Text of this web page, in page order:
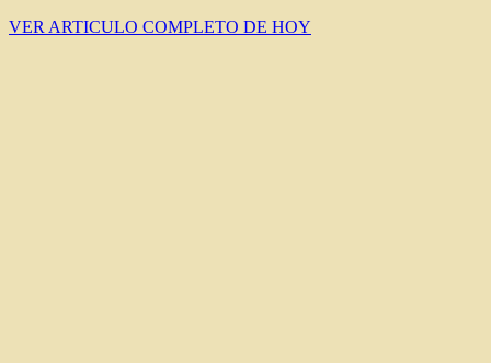
VER ARTICULO COMPLETO DE HOY